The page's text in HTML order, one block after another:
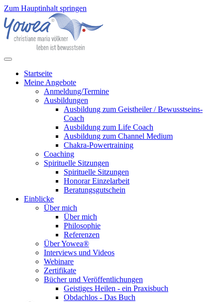
Zum Hauptinhalt springen
Startseite
Meine Angebote
Anmeldung/Termine
Ausbildungen
Ausbildung zum Geistheiler / Bewusstseins-
Coach
Ausbildung zum Life Coach
Ausbildung zum Channel Medium
Chakra-Powertraining
Coaching
Spirituelle Sitzungen
Spirituelle Sitzungen
Honorar Einzelarbeit
Beratungsgutschein
Einblicke
Über mich
Über mich
Philosophie
Referenzen
Über Yowea®
Interviews und Videos
Webinare
Zertifikate
Bücher und Veröffentlichungen
Geistiges Heilen - ein Praxisbuch
Obdachlos - Das Buch